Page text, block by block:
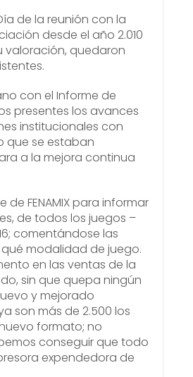
de la reunión con la
desde el año 2.010
valoración, quedaron
con el Informe de
presentes los avances
institucionales con
que se estaban
a la mejora continua
de FENAMIX para informar
de todos los juegos –
comentándose las
modalidad de juego.
en las ventas de la
sin que quepa ningún
y mejorado
son más de 2.500 los
formato; no
conseguir que todo
expendedora de